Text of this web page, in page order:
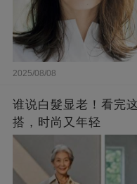
2025/08/08
谁说白髮显老！看完
搭，时尚又年轻